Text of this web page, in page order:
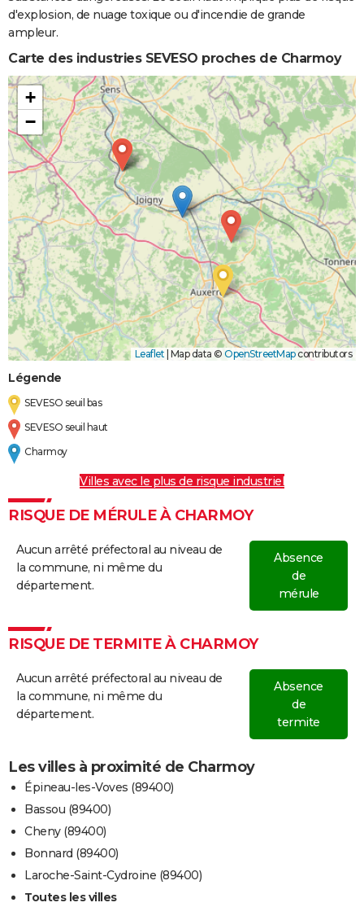
d'explosion, de nuage toxique ou d'incendie de grande
ampleur.
Carte des industries SEVESO proches de Charmoy
+
−
Leaflet Map data © OpenStreetMapcontributors
Légende
SEVESO seuil bas
SEVESO seuil haut
Charmoy
Villes avec le plus de risque industriel
RISQUE DE MÉRULE À CHARMOY
Aucun arrêté préfectoral au niveau de
la commune, ni même du
département.
Absence
de
mérule
RISQUE DE TERMITE À CHARMOY
Aucun arrêté préfectoral au niveau de
la commune, ni même du
département.
Absence
de
termite
Les villes à proximité de Charmoy
Épineau-les-Voves (89400)
Bassou (89400)
Cheny (89400)
Bonnard (89400)
Laroche-Saint-Cydroine (89400)
Toutes les villes